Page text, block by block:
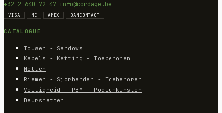
+32 2 640 72 47 info@cordage.be
VISA MC AMEX BANCONTACT
CATALOGUE
Touwen - Sandows
Kabels - Ketting - Toebehoren
Netten
Riemen - Sjorbanden - Toebehoren
Veiligheid – PBM – Podiumkunsten
Deursmatten